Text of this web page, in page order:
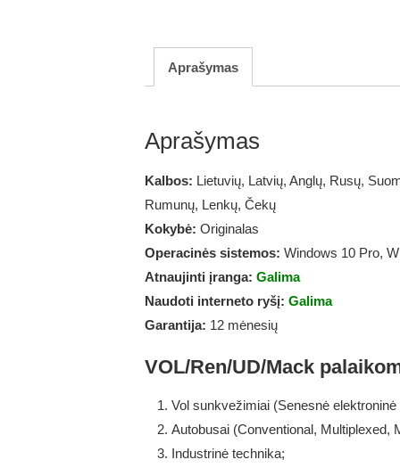
Aprašymas
Aprašymas
Kalbos: Lietuvių, Latvių, Anglų, Rusų,
Rumunų, Lenkų, Čekų
Kokybė: Originalas
Operacinės sistemos: Windows 10 Pro,
Atnaujinti įranga: Galima
Naudoti interneto ryšį: Galima
Garantija: 12 mėnesių
VOL/Ren/UD/Mack
Vol sunkvežimiai (Senesnė elektroninė
Autobusai (Conventional, Multiplexed,
Industrinė technika;